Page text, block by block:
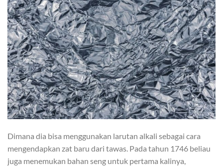
Dimana dia bisa menggunakan larutan alkali sebagai cara
mengendapkan zat baru dari tawas. Pada tahun 1746 beliau
juga menemukan bahan seng untuk pertama kalinya,